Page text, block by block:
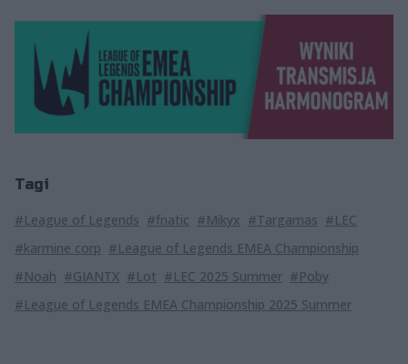
Tagi
#League of Legends #fnatic #Mikyx #Targamas #LEC
#karmine corp #League of Legends EMEA Championship
#Noah #GIANTX #Lot #LEC 2025 Summer #Poby
#League of Legends EMEA Championship 2025 Summer